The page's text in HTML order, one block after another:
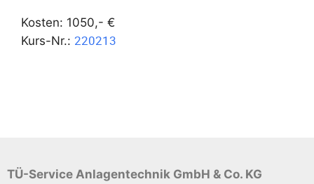
Kosten: 1050,- €
Kurs-Nr.: 220213
TÜ-Service Anlagentechnik GmbH & Co. KG